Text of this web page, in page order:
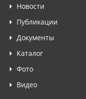
Новости
Публикации
Документы
Каталог
Фото
Видео